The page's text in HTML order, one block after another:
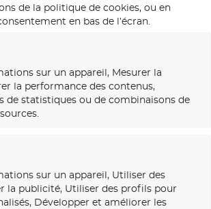
de la politique de cookies, ou en
en bas de l’écran.
sur un appareil, Mesurer la
la performance des contenus,
de statistiques ou de combinaisons de
sur un appareil, Utiliser des
la publicité, Utiliser des profils pour
Développer et améliorer les